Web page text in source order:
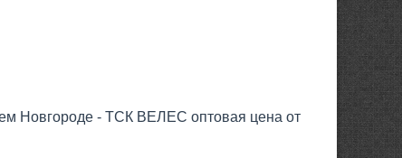
Новгороде - ТСК ВЕЛЕС оптовая цена от